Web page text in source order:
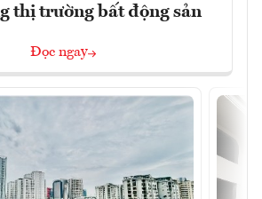
thị trường bất động sản
Đọc ngay